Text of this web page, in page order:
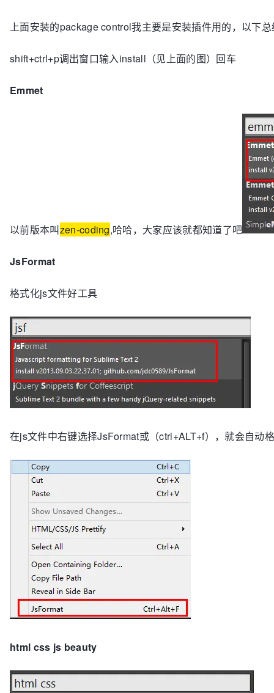
上面安装的package control我主要是安装插件用的，以下
shift+ctrl+p调出窗口输入install（见上面的图）回车
Emmet
以前版本叫zen-coding,哈哈，大家应该就都知道了吧
JsFormat
格式化js文件好工具
在js文件中右键选择JsFormat或（ctrl+ALT+f），就会自动
html css js beauty